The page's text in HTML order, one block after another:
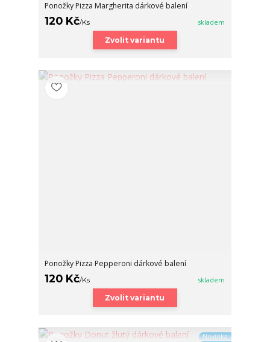
Ponožky Pizza Margherita dárkové balení
120 Kč/Ks skladem
Zvolit variantu
Ponožky Pizza Pepperoni dárkové balení
120 Kč/Ks skladem
Zvolit variantu
Novinka